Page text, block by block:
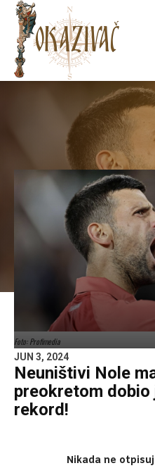
Foto: Profimedia
JUN 3, 2024
Neuništivi Nole
preokretom dobio
rekord!
Nikada ne